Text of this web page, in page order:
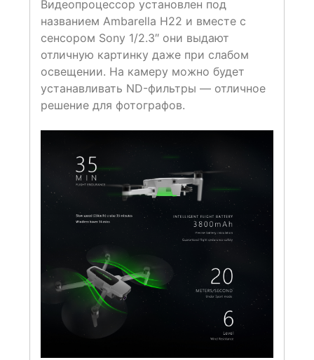
Видеопроцессор установлен под
названием Ambarella H22 и вместе с
сенсором Sony 1/2.3″ они выдают
отличную картинку даже при слабом
освещении. На камеру можно будет
устанавливать ND-фильтры — отличное
решение для фотографов.